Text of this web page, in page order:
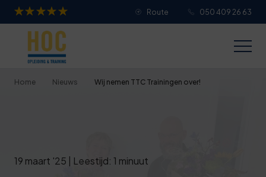
Route 050 409 26 63
Home Nieuws Wij nemen TTC Trainingen over!
19 maart '25 | Leestijd: 1 minuut
Je overall waardering
Titel van je beoordeling